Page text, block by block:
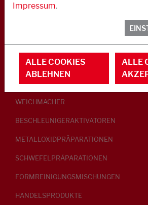
GLEITMITTEL
PEPTISATOREN
KLEBRIGMACHER / HOMOGENISATOREN
WEICHMACHER
BESCHLEUNIGERAKTIVATOREN
METALLOXIDPRÄPARATIONEN
SCHWEFELPRÄPARATIONEN
FORMREINIGUNGSMISCHUNGEN
HANDELSPRODUKTE
Impressum.
ALLE COOKIES
ABLEHNEN
ALLE